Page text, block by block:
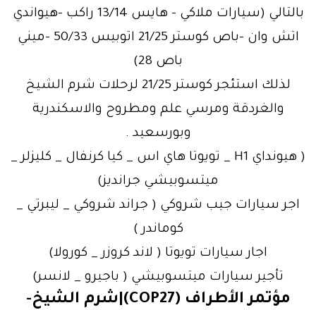
بالتالي (سيارات ملاكي – هايس 13/14 راكب -هيواندي
اتش وان -باص كوستر 21/25 اتوبيس 50/33 -ميني
باص 28)
لذلك استئجر كوستر 21/25 لرحلات شرم الشيخ
والغردقة ومرسي علم ومطروح والاسكندرية
وبورسعيد .
( هيونداي H1 _ تويوتا هاي اس _ كيا كرنفال _ كليزلر _
ميتسوبيشي جرانديز)
اجر سيارات جيب شروكي ( جراند شروكي _ ليبرتي _
كوماندر )
اجار سيارات تويوتا ( لاند كروزر _ كورولا)
تأجير سيارات ميتسوبيشي ( باجيرو _ لانسر)
مؤتمر الأطراف (COP27)|شرم الشيخ-